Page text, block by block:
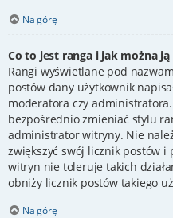
Na górę
Co to jest ranga i jak można ją
Rangi wyświetlane pod
postów dany użytkownik
moderatora czy
bezpośrednio zmieniać stylu
administrator witryny. Nie
zwiększyć swój licznik postów i
witryn nie toleruje takich
obniży licznik postów takiego
Na górę